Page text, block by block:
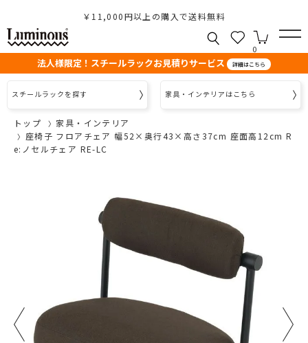
￥11,000円以上の購入で送料無料
0
法人様限定！スチールラックお見積りサービス 詳細はこちら
スチールラックを探す 家具・インテリアはこちら
トップ
家具・インテリア
座椅子 フロアチェア 幅52×奥行43×高さ37cm 座面高12cm R
e:ノセルチェア RE-LC